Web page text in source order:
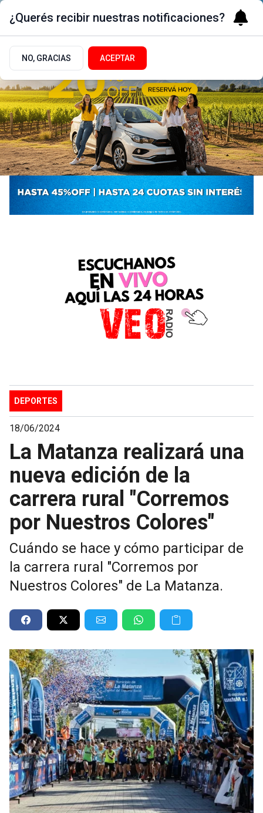
DEPORTES
18/06/2024
La Matanza realizará una
nueva edición de la
carrera rural "Corremos
por Nuestros Colores"
Cuándo se hace y cómo participar de
la carrera rural "Corremos por
Nuestros Colores" de La Matanza.
¿Querés recibir nuestras notificaciones?
NO, GRACIAS ACEPTAR